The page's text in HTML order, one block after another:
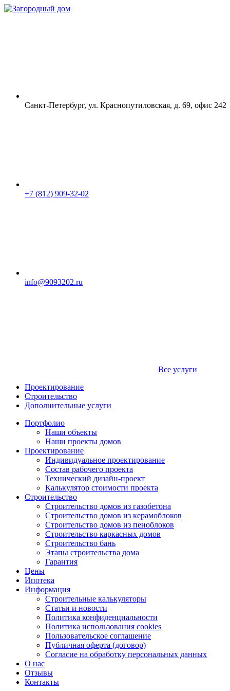
Санкт-Петербург, ул. Краснопутиловская, д. 69, офис 242
+7 (812) 909-32-02
info@9093202.ru
Все услуги
Проектирование
Строительство
Дополнительные услуги
Портфолио
Наши объекты
Наши проекты домов
Проектирование
Индивидуальное проектирование
Состав рабочего проекта
Технический дизайн-проект
Калькулятор стоимости проекта
Строительство
Строительство домов из газобетона
Строительство домов из керамоблоков
Строительство домов из пеноблоков
Строительство каркасных домов
Строительство бань
Этапы строительства дома
Гарантия
Цены
Ипотека
Информация
Строительные калькуляторы
Статьи и новости
Политика конфиденциальности
Политика использования cookies
Пользовательское соглашение
Публичная оферта (договор)
Согласие на обработку персональных данных
О нас
Отзывы
Контакты